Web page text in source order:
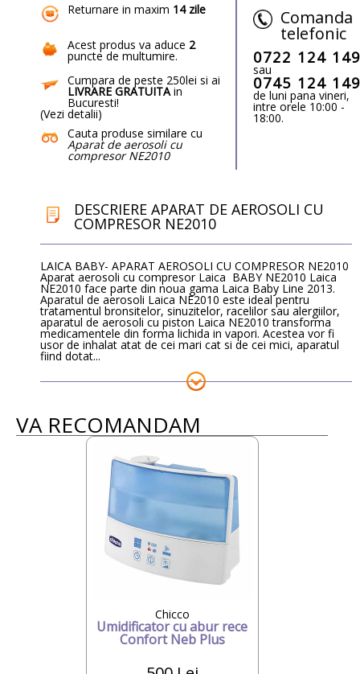
Returnare in maxim 14 zile
Acest produs va aduce 2
puncte de multumire.
Cumpara de peste 250lei si ai
LIVRARE GRATUITA in
Bucuresti!
(Vezi detalii)
Cauta produse similare cu
Aparat de aerosoli cu
compresor NE2010
Comanda
telefonic
0722 124 149
sau
0745 124 149
de luni pana vineri,
intre orele 10:00 -
18:00.
DESCRIERE APARAT DE AEROSOLI CU
COMPRESOR NE2010
LAICA BABY- APARAT AEROSOLI CU COMPRESOR NE2010
Aparat aerosoli cu compresor Laica BABY NE2010 Laica
NE2010 face parte din noua gama Laica Baby Line 2013.
Aparatul de aerosoli Laica NE2010 este ideal pentru
tratamentul bronsitelor, sinuzitelor, racelilor sau alergiilor,
aparatul de aerosoli cu piston Laica NE2010 transforma
medicamentele din forma lichida in vapori. Acestea vor fi
usor de inhalat atat de cei mari cat si de cei mici, aparatul
fiind dotat...
VA RECOMANDAM
Chicco
Umidificator cu abur rece
Confort Neb Plus